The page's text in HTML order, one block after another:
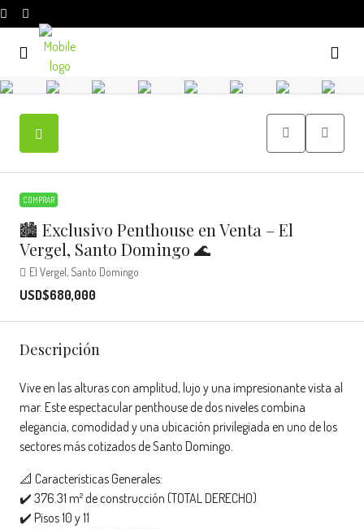
COMPRAR
🏙️ Exclusivo Penthouse en Venta – El
Vergel, Santo Domingo 🌊
El Vergel, Santo Domingo
USD$680,000
Descripción
Vive en las alturas con amplitud, lujo y una impresionante vista al
mar. Este espectacular penthouse de dos niveles combina
elegancia, comodidad y una ubicación privilegiada en uno de los
sectores más cotizados de Santo Domingo.
📐 Características Generales:
✔️ 376.31 m² de construcción (TOTAL DERECHO)
✔️ Pisos 10 y 11